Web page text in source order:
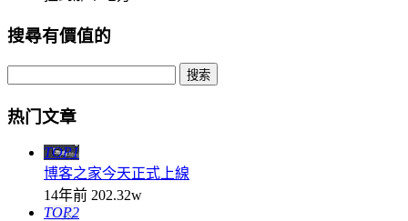
搜尋有價值的
热门文章
TOP1
博客之家今天正式上線
14年前 202.32w
TOP2